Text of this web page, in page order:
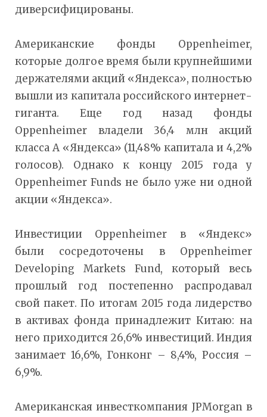
диверсифицированы.
Американские фонды Oppenheimer,
которые долгое время были крупнейшими
держателями акций «Яндекса», полностью
вышли из капитала российского интернет-
гиганта. Еще год назад фонды
Oppenheimer владели 36,4 млн акций
класса А «Яндекса» (11,48% капитала и 4,2%
голосов). Однако к концу 2015 года у
Oppenheimer Funds не было уже ни одной
акции «Яндекса».
Инвестиции Oppenheimer в «Яндекс»
были сосредоточены в Oppenheimer
Developing Markets Fund, который весь
прошлый год постепенно распродавал
свой пакет. По итогам 2015 года лидерство
в активах фонда принадлежит Китаю: на
него приходится 26,6% инвестиций. Индия
занимает 16,6%, Гонконг – 8,4%, Россия –
6,9%.
Американская инвесткомпания JPMorgan в